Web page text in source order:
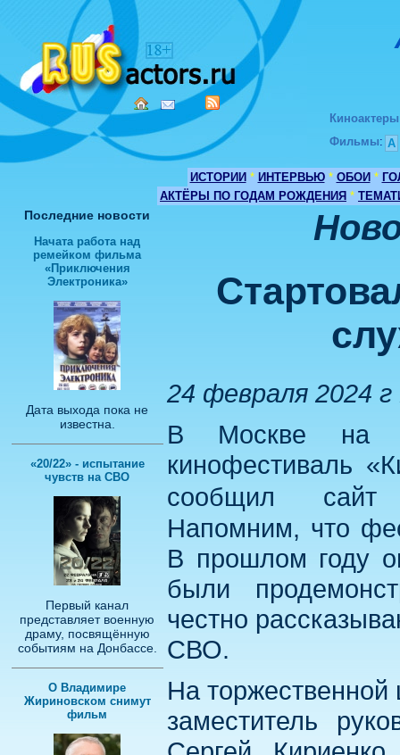
Киноактеры
Фильмы: А
ИСТОРИИ * ИНТЕРВЬЮ * ОБОИ *
АКТЁРЫ ПО ГОДАМ РОЖДЕНИЯ *
Последние новости
Начата работа над
ремейком фильма
«Приключения
Электроника»
Дата выхода пока не
известна.
«20/22» - испытание
чувств на СВО
Первый канал
представляет военную
драму, посвящённую
событиям на Донбассе.
О Владимире
Жириновском снимут
фильм
24 февраля 2024 г
В Москве на
кинофестиваль
сообщил
Напомним, что
В прошлом году
были
честно
СВО.
На
заместитель